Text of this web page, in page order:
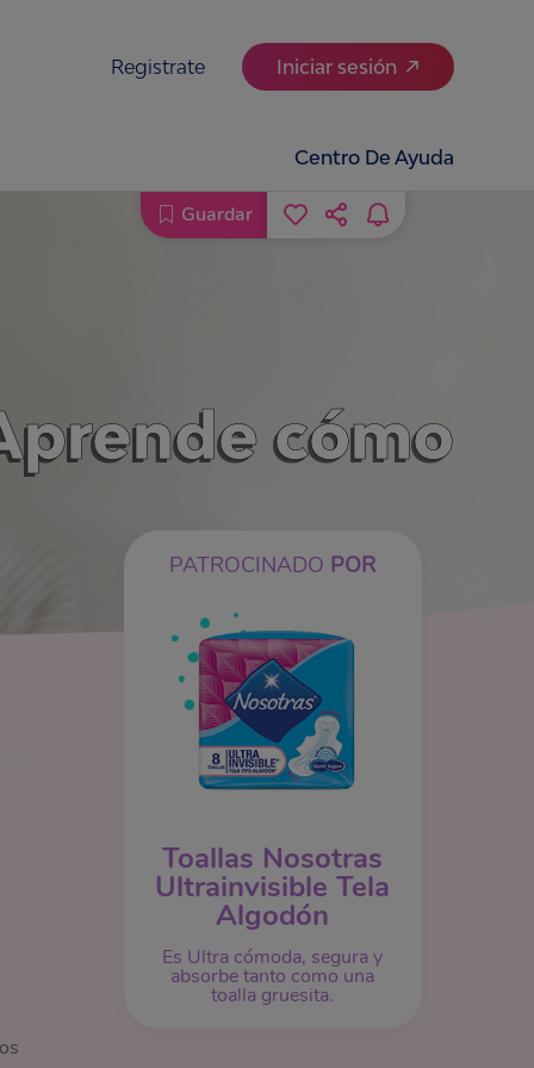
Registrate Iniciar sesión
Centro De Ayuda
cómo
PATROCINADO POR
Toallas Nosotras
Ultrainvisible Tela
Algodón
Es Ultra cómoda, segura y
absorbe tanto como una
toalla gruesita.
Guardar